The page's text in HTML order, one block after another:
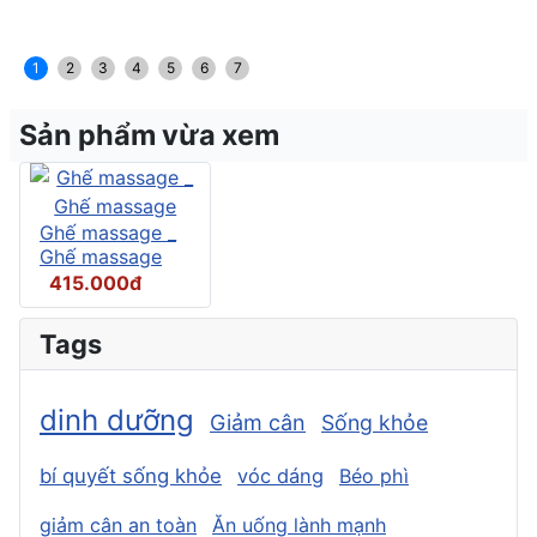
1 2 3 4 5 6 7
Sản phẩm vừa xem
Ghế massage _
Ghế massage
415.000đ
Tags
dinh dưỡng Giảm cân Sống khỏe
bí quyết sống khỏe vóc dáng Béo phì
giảm cân an toàn
Ăn uống lành mạnh